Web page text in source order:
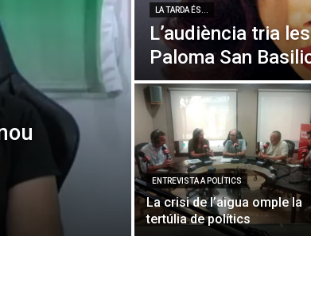
LA TARDA ÉS...
L’audiència tria
Paloma San
ENTREVISTA A POLÍTICS
La crisi de l’aigua omple la
tertúlia de polítics